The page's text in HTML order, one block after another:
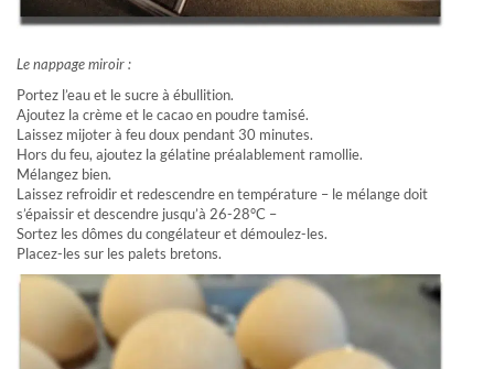
Le nappage miroir :
Portez l’eau et le sucre à ébullition.
Ajoutez la crème et le cacao en poudre tamisé.
Laissez mijoter à feu doux pendant 30 minutes.
Hors du feu, ajoutez la gélatine préalablement ramollie.
Mélangez bien.
Laissez refroidir et redescendre en température – le mélange doit
s’épaissir et descendre jusqu’à 26-28°C –
Sortez les dômes du congélateur et démoulez-les.
Placez-les sur les palets bretons.